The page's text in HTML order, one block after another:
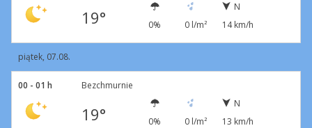
19° 0% 0 l/m²
N
14 km/h
piątek, 07.08.
00 - 01 h Bezchmurnie
19° 0% 0 l/m²
N
13 km/h